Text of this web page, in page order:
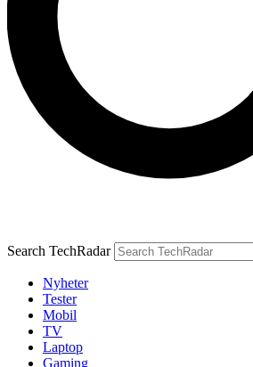
Search TechRadar
Nyheter
Tester
Mobil
TV
Laptop
Gaming